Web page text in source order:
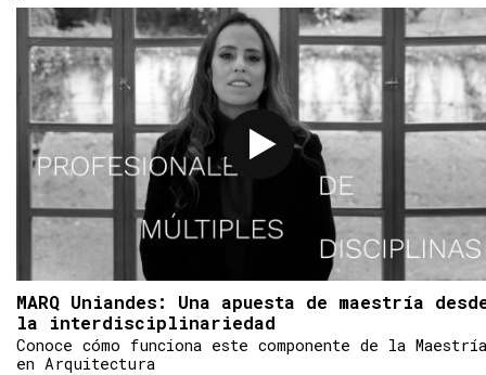
MARQ Uniandes: Una apuesta de maestría
la interdisciplinariedad
Conoce cómo funciona este componente de la Maestría
en Arquitectura